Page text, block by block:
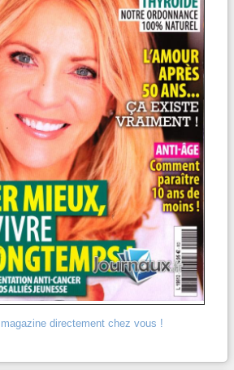
directement chez vous !